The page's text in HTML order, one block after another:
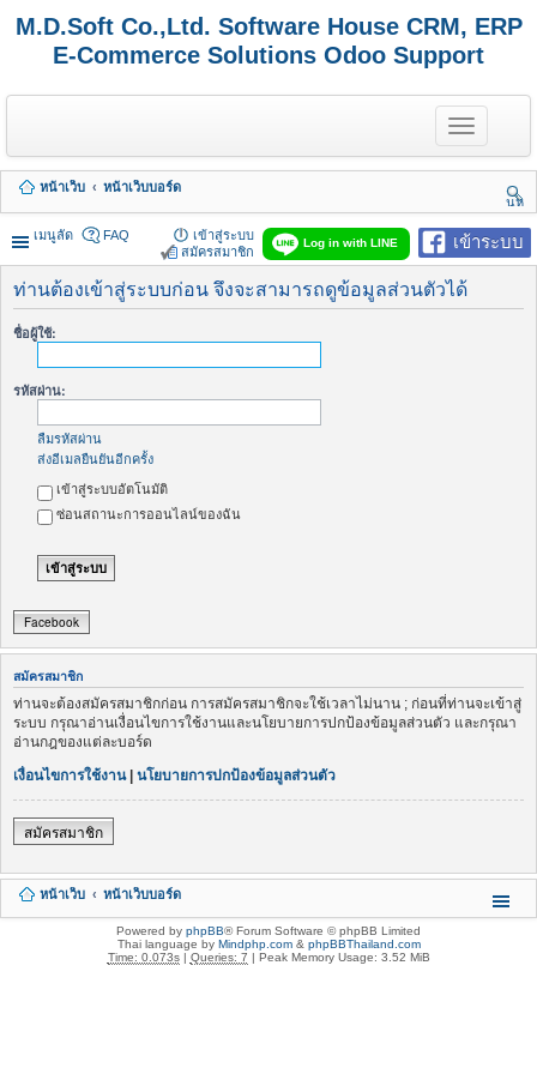
M.D.Soft Co.,Ltd. Software House CRM, ERP
E-Commerce Solutions Odoo Support
T
o
g
e
n
a
v
i
g
หน้าเว็บ
หน้าเว็บบอร์ด
นห
า
เมนูลัด
เข้าระบบ
Log in with LINE
FAQ
เข้าสู่ระบบ
สมัครสมาชิก
ท่านต้องเข้าสู่ระบบก่อน จึงจะสามารถดูข้อมูลส่วนตัวได้
ชื่อผู้ใช้:
รหัสผ่าน:
ลืมรหัสผ่าน
ส่งอีเมลยืนยันอีกครั้ง
เข้าสู่ระบบอัตโนมัติ
ซ่อนสถานะการออนไลน์ของฉัน
Facebook
สมัครสมาชิก
ท่านจะต้องสมัครสมาชิกก่อน การสมัครสมาชิกจะใช้เวลาไม่นาน ; ก่อนที่ท่านจะเข้าสู่
ระบบ กรุณาอ่านเงื่อนไขการใช้งานและนโยบายการปกป้องข้อมูลส่วนตัว และกรุณา
อ่านกฎของแต่ละบอร์ด
เงื่อนไขการใช้งาน| นโยบายการปกป้องข้อมูลส่วนตัว
สมัครสมาชิก
หน้าเว็บ หน้าเว็บบอร์ด
Powered by phpBB® Forum Software © phpBB Limited
Thai language by Mindphp.com& phpBBThailand.com
Time: 0.073s| Queries: 7 | Peak Memory Usage: 3.52 MiB